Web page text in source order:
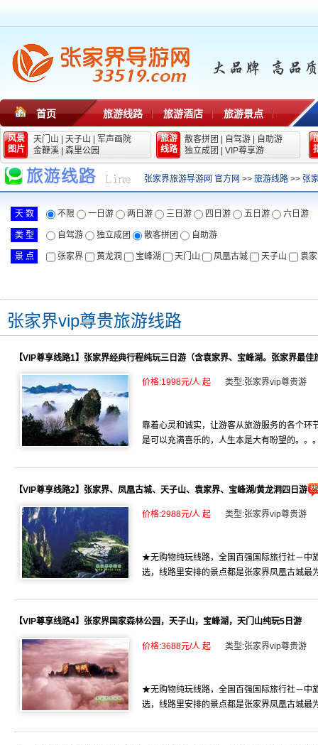
首页 旅游线路 旅游酒店 旅游景点
风景
图片
天门山 天子山
军声画院
金鞭溪
森里公园
旅游
线路
散客拼团 自驾游
自助游
独立成团
VIP尊享游
张家界旅游导游网 官方网 >> 旅游线路 >> 张
天 数 不限 一日游 两日游 三日游 四日游 五日游 六日游
类 型 自驾游 独立成团 散客拼团 自助游
景 点 张家界 黄龙洞 宝峰湖 天门山 凤凰古城 天子山 袁
张家界vip尊贵旅游线路
【VIP尊享线路1】张家界经典行程纯玩三日游（含袁家界、宝峰湖。张家界最佳
价格:1998元/人 起 类型:张家界vip尊贵游
靠着心灵和诚实，让游客从旅游服务的各个环
是可以充满喜乐的，人生本是大有盼望的。。
【VIP尊享线路2】张家界、凤凰古城、天子山、袁家界、宝峰湖/黄龙洞四日游
价格:2988元/人 起 类型:张家界vip尊贵游
★无购物纯玩线路，全国百强国际旅行社－中
选，线路里安排的景点都是张家界凤凰古城最
【VIP尊享线路4】张家界国家森林公园，天子山，宝峰湖，天门山纯玩5日游
价格:3688元/人 起 类型:张家界vip尊贵游
★无购物纯玩线路，全国百强国际旅行社－中
选，线路里安排的景点都是张家界凤凰古城最